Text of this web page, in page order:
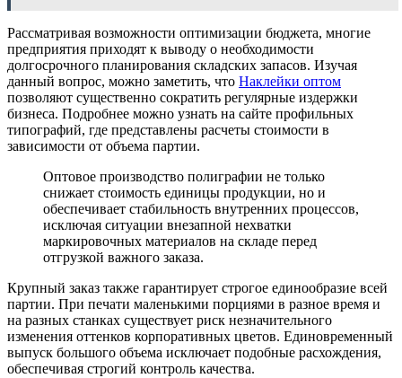
Рассматривая возможности оптимизации бюджета, многие
предприятия приходят к выводу о необходимости
долгосрочного планирования складских запасов. Изучая
данный вопрос, можно заметить, что Наклейки оптом
позволяют существенно сократить регулярные издержки
бизнеса. Подробнее можно узнать на сайте профильных
типографий, где представлены расчеты стоимости в
зависимости от объема партии.
Оптовое производство полиграфии не только
снижает стоимость единицы продукции, но и
обеспечивает стабильность внутренних процессов,
исключая ситуации внезапной нехватки
маркировочных материалов на складе перед
отгрузкой важного заказа.
Крупный заказ также гарантирует строгое единообразие всей
партии. При печати маленькими порциями в разное время и
на разных станках существует риск незначительного
изменения оттенков корпоративных цветов. Единовременный
выпуск большого объема исключает подобные расхождения,
обеспечивая строгий контроль качества.